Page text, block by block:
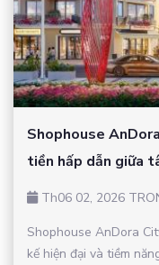
Shophouse
tiền hấp dẫn giữa
Th06 02, 2026
Shophouse AnDora
kế hiện đại và tiềm